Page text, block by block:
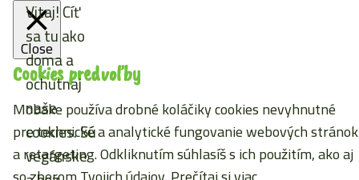
Vitaj! Cíť
sa tu ako
doma a
ochutnaj
naše
cookies. Sú
vegánske
Close
Cookies predvoľby
Mobake používa drobné koláčiky cookies nevyhnutné
pre technické a analytické fungovanie webových stránok
a retargeting. Odkliknutím súhlasíš s ich použitím, ako aj